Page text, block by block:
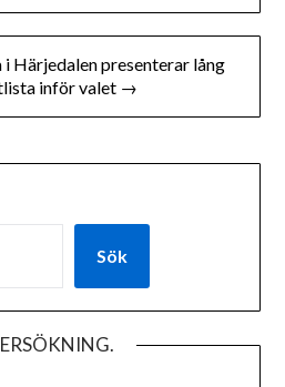
Härjedalen presenterar lång
inför valet →
Sök